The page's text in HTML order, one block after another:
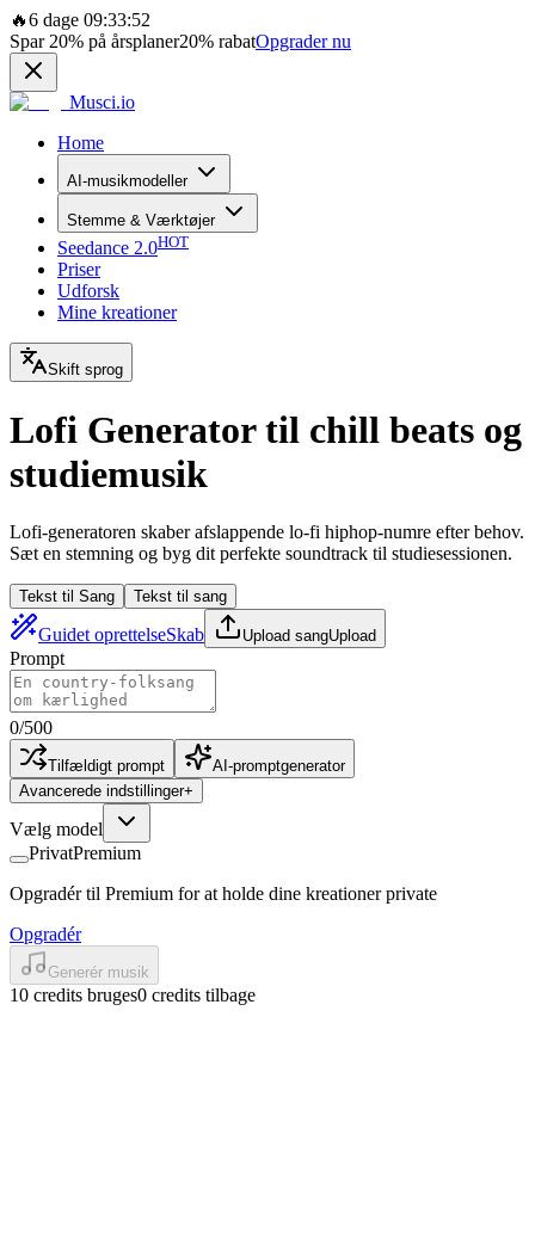
🔥6 dage 09:33:52
Spar 20% på årsplaner20% rabatOpgrader nu
Musci.io
Home
AI-musikmodeller
Stemme & Værktøjer
Seedance 2.0HOT
Priser
Udforsk
Mine kreationer
Skift sprog
Lofi Generator til chill beats og
studiemusik
Lofi-generatoren skaber afslappende lo-fi hiphop-numre efter behov.
Sæt en stemning og byg dit perfekte soundtrack til studiesessionen.
Tekst til Sang Tekst til sang
Guidet oprettelseSkab Upload sangUpload
Prompt
0/500
Tilfældigt prompt
AI-promptgenerator
Avancerede indstillinger+
Vælg model
PrivatPremium
Opgradér til Premium for at holde dine kreationer private
Opgradér
Generér musik
10 credits bruges0 credits tilbage